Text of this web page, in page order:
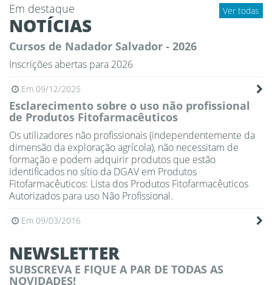
Em destaque Ver todas
NOTÍCIAS
Cursos de Nadador Salvador - 2026
Inscrições abertas para 2026
Em 09/12/2025
Esclarecimento sobre o uso não profissional
de Produtos Fitofarmacêuticos
Os utilizadores não profissionais (independentemente da
dimensão da exploração agrícola), não necessitam de
formação e podem adquirir produtos que estão
identificados no sítio da DGAV em Produtos
Fitofarmacêuticos: Lista dos Produtos Fitofarmacêuticos
Autorizados para uso Não Profissional.
Em 09/03/2016
NEWSLETTER
SUBSCREVA E FIQUE A PAR DE TODAS AS
NOVIDADES!